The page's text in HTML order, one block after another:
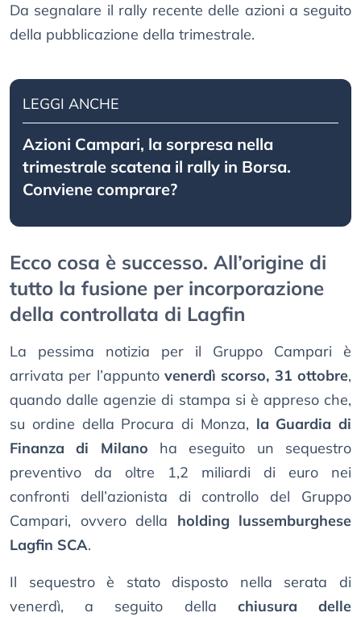
Da segnalare il rally recente delle azioni a seguito
della pubblicazione della trimestrale.
LEGGI ANCHE
Azioni Campari, la sorpresa nella
trimestrale scatena il rally in Borsa.
Conviene comprare?
Ecco cosa è successo. All’origine di
tutto la fusione per incorporazione
della controllata di Lagfin
La pessima notizia per il Gruppo Campari è
arrivata per l’appunto venerdì scorso, 31 ottobre,
quando dalle agenzie di stampa si è appreso che,
su ordine della Procura di Monza, la Guardia di
Finanza di Milano ha eseguito un sequestro
preventivo da oltre 1,2 miliardi di euro nei
confronti dell’azionista di controllo del Gruppo
Campari, ovvero della holding lussemburghese
Lagfin SCA.
Il sequestro è stato disposto nella serata di
venerdì, a seguito della chiusura delle